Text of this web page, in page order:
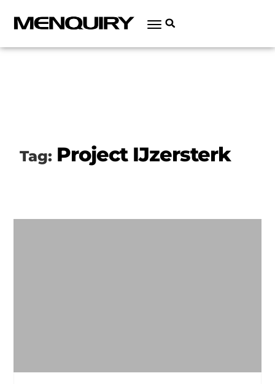
Tag: Project IJzersterk